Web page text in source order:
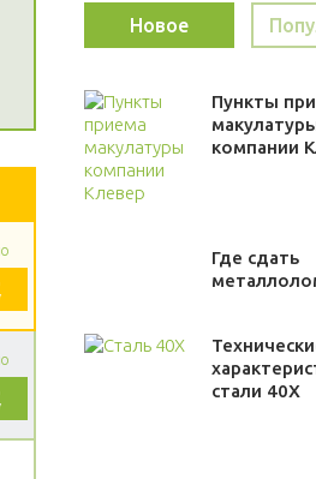
Новое
Пункты
компании
Где сдать
стали 40Х